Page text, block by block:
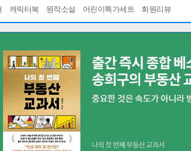
캐릭터북 원작소설 어린이특가세트 회원리뷰
and Recollection